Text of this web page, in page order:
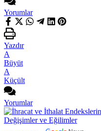
Yorumlar
Yazdır
A
Büyüt
A
Küçült
Yorumlar